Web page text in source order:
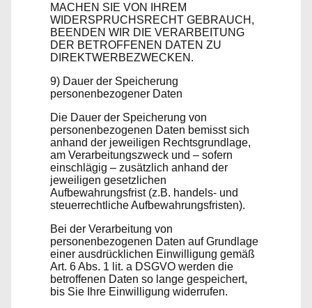
MACHEN SIE VON IHREM
WIDERSPRUCHSRECHT GEBRAUCH,
BEENDEN WIR DIE VERARBEITUNG
DER BETROFFENEN DATEN ZU
DIREKTWERBEZWECKEN.
9) Dauer der Speicherung
personenbezogener Daten
Die Dauer der Speicherung von
personenbezogenen Daten bemisst sich
anhand der jeweiligen Rechtsgrundlage,
am Verarbeitungszweck und – sofern
einschlägig – zusätzlich anhand der
jeweiligen gesetzlichen
Aufbewahrungsfrist (z.B. handels- und
steuerrechtliche Aufbewahrungsfristen).
Bei der Verarbeitung von
personenbezogenen Daten auf Grundlage
einer ausdrücklichen Einwilligung gemäß
Art. 6 Abs. 1 lit. a DSGVO werden die
betroffenen Daten so lange gespeichert,
bis Sie Ihre Einwilligung widerrufen.